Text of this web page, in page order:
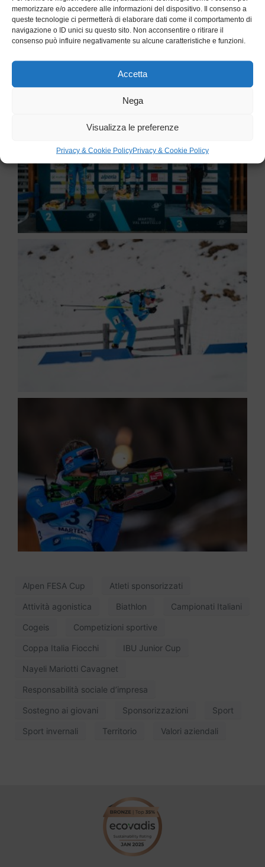
memorizzare e/o accedere alle informazioni del dispositivo. Il consenso a
queste tecnologie ci permetterà di elaborare dati come il comportamento di
navigazione o ID unici su questo sito. Non acconsentire o ritirare il
consenso può influire negativamente su alcune caratteristiche e funzioni.
Accetta
Nega
Visualizza le preferenze
Privacy & Cookie PolicyPrivacy & Cookie Policy
Alpen FESA Cup Atleti sponsorizzati
Attività agonistica Biathlon Campionati Italiani
Cogeis Competizioni sportive
Coppa Italia Fiocchi IBU Junior Cup
Nayeli Mariotti Cavagnet
Responsabilità sociale d’impresa
Sostegno ai giovani Sponsorizzazioni Sport
Sport invernali Territorio Valori aziendali